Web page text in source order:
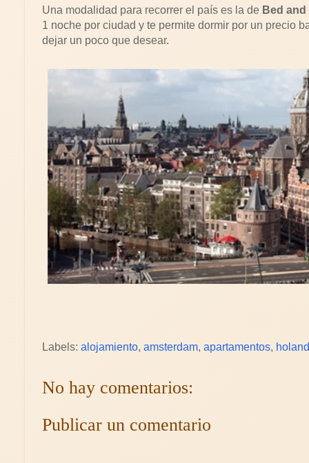
Una modalidad para recorrer el país es la de Bed
1 noche por ciudad y te permite dormir por un precio
dejar un poco que desear.
Labels: alojamiento, amsterdam, apartamentos,
No hay comentarios:
Publicar un comentario